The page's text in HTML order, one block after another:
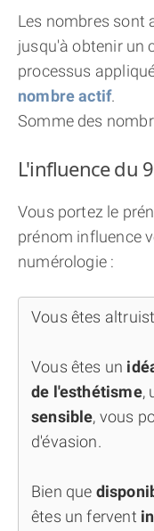
Les nombres sont
jusqu'à obtenir un
processus
nombre actif.
Somme des
L'influence du
Vous portez le
prénom influence
numérologie :
Vous êtes
Vous êtes un
de l'esthétisme,
sensible, vous
d'évasion.
Bien que
êtes un fervent